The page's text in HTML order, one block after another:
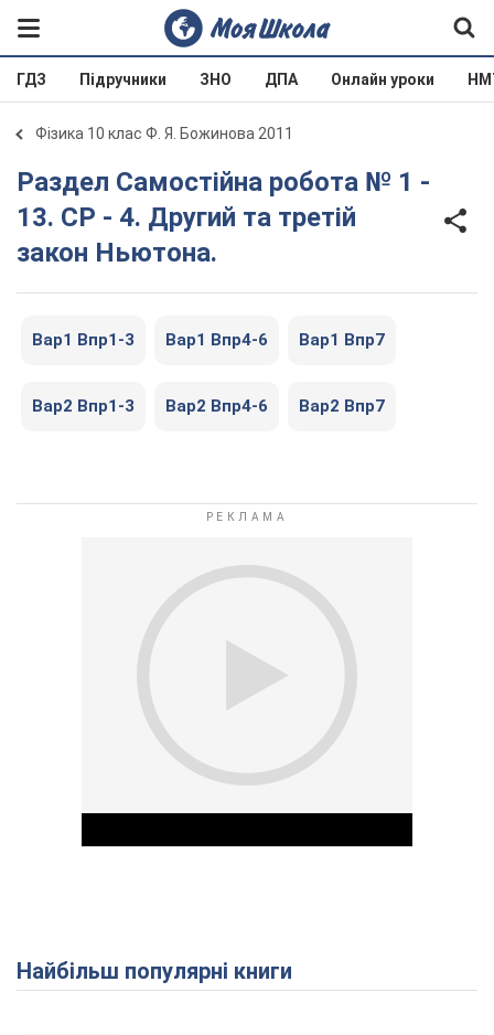
ГДЗ Підручники ЗНО ДПА Онлайн уроки
Фізика 10 клас Ф. Я. Божинова 2011
Раздел Самостійна робота № 1 -
13. СР - 4. Другий та третій
закон Ньютона.
Вар1 Впр1-3 Вар1 Впр4-6 Вар1 Впр7
Вар2 Впр1-3 Вар2 Впр4-6 Вар2 Впр7
Play Video
Найбільш популярні книги